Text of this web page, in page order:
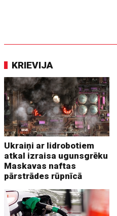
KRIEVIJA
Ukraiņi ar lidrobotiem
atkal izraisa ugunsgrēku
Maskavas naftas
pārstrādes rūpnīcā